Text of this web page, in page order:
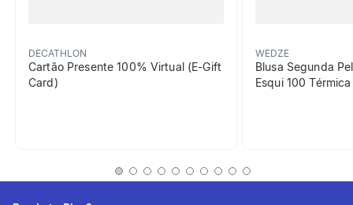
DECATHLON
Cartão Presente 100% Virtual (E-Gift
Card)
WEDZE
Blusa Segunda
Esqui 100